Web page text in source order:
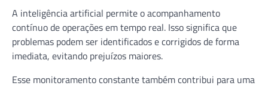
A inteligência artificial permite o acompanhamento
contínuo de operações em tempo real. Isso significa que
problemas podem ser identificados e corrigidos de forma
imediata, evitando prejuízos maiores.
Esse monitoramento constante também contribui para uma